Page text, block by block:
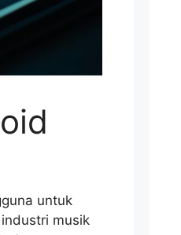
untuk
musik